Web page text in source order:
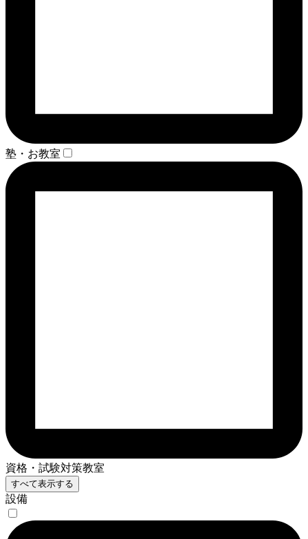
塾・お教室
資格・試験対策教室
すべて表示する
設備